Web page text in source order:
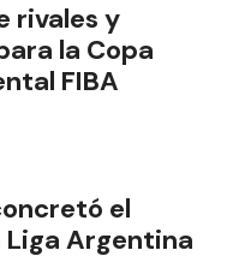
rivales y
la Copa
FIBA
el
Liga Argentina